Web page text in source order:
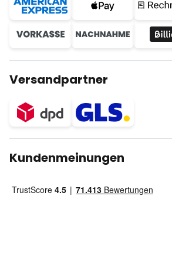
Versandpartner
Kundenmeinungen